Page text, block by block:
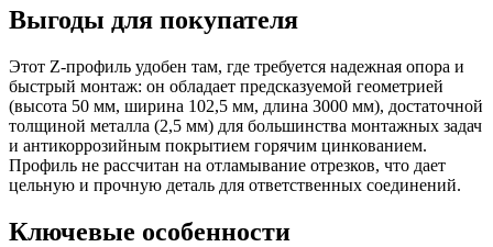
Выгоды для покупателя
Этот Z-профиль удобен там, где требуется надежная опора и
быстрый монтаж: он обладает предсказуемой геометрией
(высота 50 мм, ширина 102,5 мм, длина 3000 мм), достаточной
толщиной металла (2,5 мм) для большинства монтажных задач
и антикоррозийным покрытием горячим цинкованием.
Профиль не рассчитан на отламывание отрезков, что дает
цельную и прочную деталь для ответственных соединений.
Ключевые особенности